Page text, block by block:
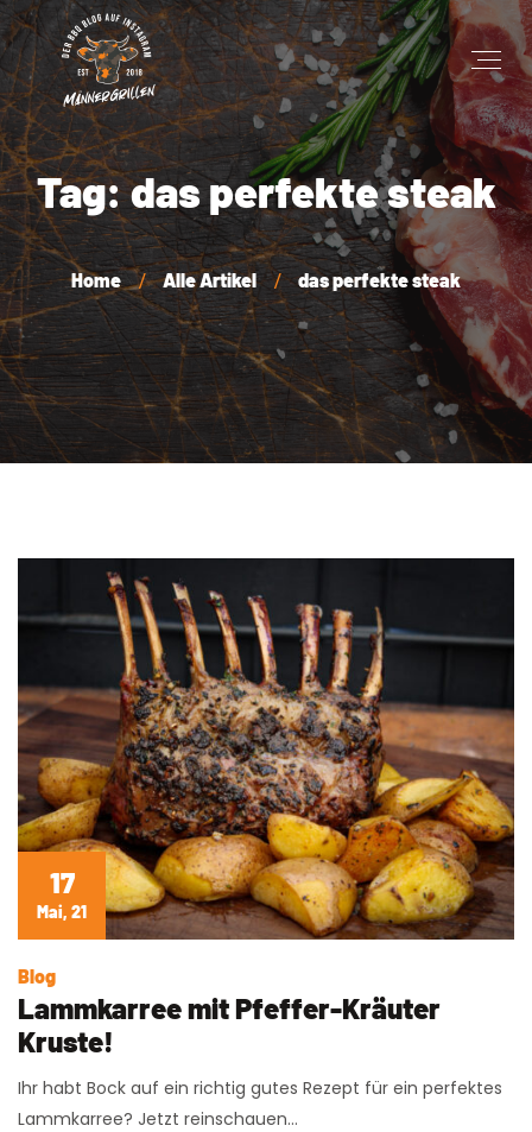
Tag: das perfekte steak
Home Alle Artikel das perfekte steak
17
Mai, 21
Blog
Lammkarree mit Pfeffer-Kräuter
Kruste!
Ihr habt Bock auf ein richtig gutes Rezept für ein perfektes
Lammkarree? Jetzt reinschauen…